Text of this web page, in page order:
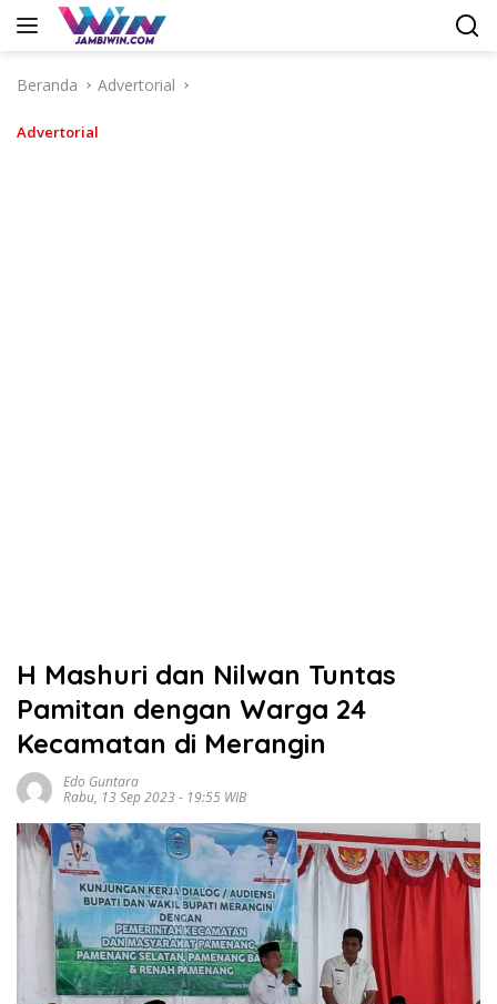
Langsung
Beranda
Advertorial
Advertorial
H Mashuri dan Nilwan Tuntas
Pamitan dengan Warga 24
Kecamatan di Merangin
Edo Guntara
Rabu, 13 Sep 2023 - 19:55 WIB